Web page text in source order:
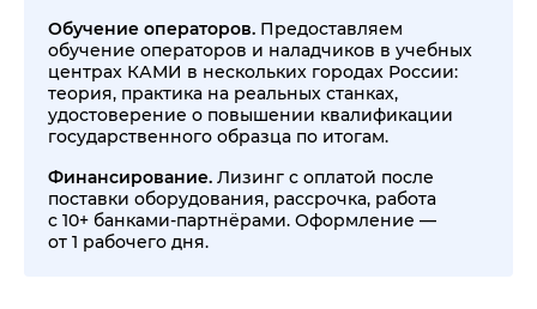
Обучение операторов. Предоставляем
обучение операторов и наладчиков в учебных
центрах КАМИ в нескольких городах России:
теория, практика на реальных станках,
удостоверение о повышении квалификации
государственного образца по итогам.
Финансирование. Лизинг с оплатой после
поставки оборудования, рассрочка, работа
с 10+ банками-партнёрами. Оформление —
от 1 рабочего дня.